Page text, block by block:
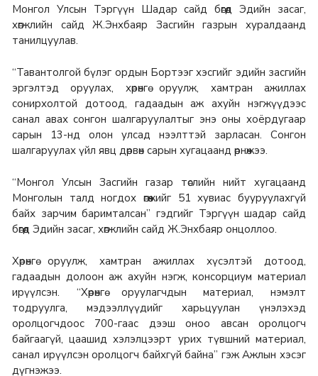
Монгол Улсын Тэргүүн Шадар сайд бөгөөд Эдийн засаг,
хөгжлийн сайд Ж.Энхбаяр Засгийн газрын хуралдаанд
танилцуулав.
“Тавантолгой бүлэг ордын Бортээг хэсгийг эдийн засгийн
эргэлтэд оруулах, хөрөнгө оруулж, хамтран ажиллах
сонирхолтой дотоод, гадаадын аж ахуйн нэгжүүдээс
санал авах сонгон шалгаруулалтыг энэ оны хоёрдугаар
сарын 13-нд олон улсад нээлттэй зарласан. Сонгон
шалгаруулах үйл явц дөрвөн сарын хугацаанд өрнөжээ.
“Монгол Улсын Засгийн газар төслийн нийт хугацаанд
Монголын талд ногдох өгөөжийг 51 хувиас бууруулахгүй
байх зарчим баримталсан” гэдгийг Тэргүүн шадар сайд
бөгөөд Эдийн засаг, хөгжлийн сайд Ж.Энхбаяр онцоллоо.
Хөрөнгө оруулж, хамтран ажиллах хүсэлтэй дотоод,
гадаадын долоон аж ахуйн нэгж, консорциум материал
ирүүлсэн. “Хөрөнгө оруулагчдын материал, нэмэлт
тодруулга, мэдээллүүдийг харьцуулан үнэлэхэд
оролцогчдоос 700-гаас дээш оноо авсан оролцогч
байгаагүй, цаашид хэлэлцээрт урих түвшний материал,
санал ирүүлсэн оролцогч байхгүй байна” гэж Ажлын хэсэг
дүгнэжээ.